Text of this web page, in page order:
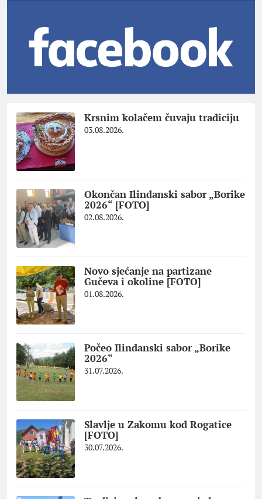
Krsnim kolačem čuvaju tradiciju
03.08.2026.
Okončan Ilindanski sabor „Borike
2026“ [FOTO]
02.08.2026.
Novo sjećanje na partizane
Gučeva i okoline [FOTO]
01.08.2026.
Počeo Ilindanski sabor „Borike
2026“
31.07.2026.
Slavlje u Zakomu kod Rogatice
[FOTO]
30.07.2026.